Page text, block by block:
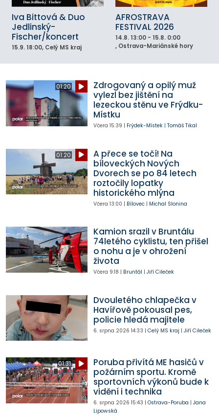
Iva Bittová & Duo
Jedlinský-
Fischer/koncert
15.9. 18:00, Celý MS kraj
AFROSTRAVA
FESTIVAL 2026
14.8. 13:00 - 15.8. 0:00
, Ostrava-Mariánské hory
01:20
Zdrogovaný a opilý muž
vylezl bez jištění na
lezeckou stěnu ve Frýdku-
Místku
Včera 15:39 | Frýdek-Místek| Tomáš Tikal
01:20
A přece se točí! Na
bíloveckých Nových
Dvorech se po 84 letech
roztočily lopatky
historického mlýna
Včera 13:00 | Bílovec| Michal Slonina
Kamion srazil v Bruntálu
74letého cyklistu, ten přišel
o nohu a je v ohrožení
života
Včera 9:18 | Bruntál | Jiří Cileček
Dvouletého chlapečka v
Havířově pokousal pes,
policie hledá majitele
6. srpna 2026 14:33 | Celý MS kraj | Jiří Cileček
01:31
Poruba přivítá ME hasičů v
požárním sportu. Kromě
sportovních výkonů bude k
vidění i technika
6. srpna 2026 15:43 | Ostrava-Poruba | Jana
Lipowská